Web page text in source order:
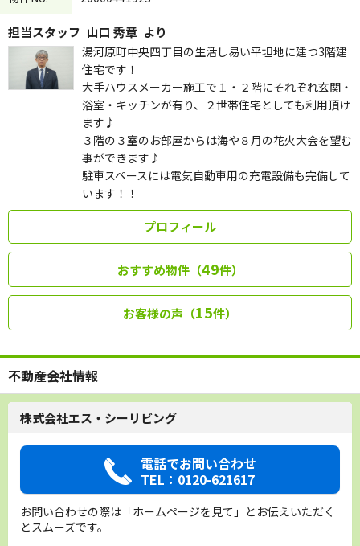
担当スタッフ 山口 秀章 より
湯河原町中央四丁目の生活し易い平坦地に建つ3階建
住宅です！
大手ハウスメーカー施工で１・２階にそれぞれ玄関・
浴室・キッチンが有り、２世帯住宅としても利用頂け
ます♪
３階の３室のお部屋からは海や８月の花火大会を望む
事ができます♪
駐車スペースには電気自動車用の充電設備も完備して
います！！
プロフィール
おすすめ物件（49件）
お客様の声（15件）
不動産会社情報
株式会社エス・シーリビング
電話でお問い合わせ
TEL：0120-621617
お問い合わせの際は「ホームページを見て」とお伝えいただく
とスムーズです。